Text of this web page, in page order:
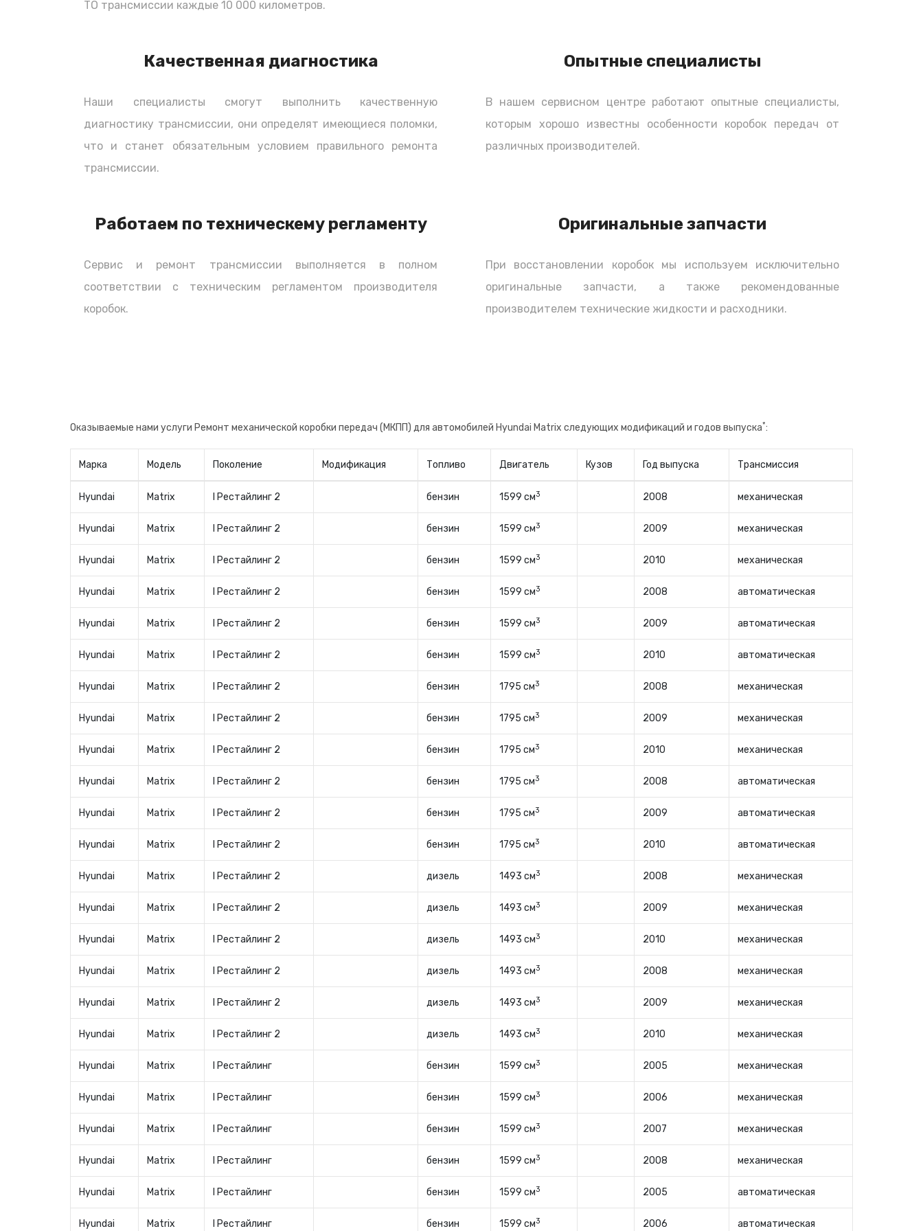
автомобиля, клиентом оплачивается только работа по ремонту, и стоимость
всего необходимого.
ТО трансмиссии каждые 10 000 километров.
Качественная диагностика
Наши специалисты смогут выполнить качественную
диагностику трансмиссии, они определят имеющиеся поломки,
что и станет обязательным условием правильного ремонта
трансмиссии.
Опытные специалисты
В нашем сервисном центре работают опытные специалисты,
которым хорошо известны особенности коробок передач от
различных производителей.
Работаем по техническему регламенту
Сервис и ремонт трансмиссии выполняется в полном
соответствии с техническим регламентом производителя
коробок.
Оригинальные запчасти
При восстановлении коробок мы используем исключительно
оригинальные запчасти, а также рекомендованные
производителем технические жидкости и расходники.
Оказываемые нами услуги Ремонт механической коробки передач (МКПП) для автомобилей Hyundai Matrix следующих модификаций и годов выпуска*:
Марка Модель Поколение Модификация Топливо Двигатель Кузов Год выпуска Трансмиссия
Hyundai Matrix I Рестайлинг 2 бензин 1599 см3 2008 механическая
Hyundai Matrix I Рестайлинг 2 бензин 1599 см3 2009 механическая
Hyundai Matrix I Рестайлинг 2 бензин 1599 см3 2010 механическая
Hyundai Matrix I Рестайлинг 2 бензин 1599 см3 2008 автоматическая
Hyundai Matrix I Рестайлинг 2 бензин 1599 см3 2009 автоматическая
Hyundai Matrix I Рестайлинг 2 бензин 1599 см3 2010 автоматическая
Hyundai Matrix I Рестайлинг 2 бензин 1795 см3 2008 механическая
Hyundai Matrix I Рестайлинг 2 бензин 1795 см3 2009 механическая
Hyundai Matrix I Рестайлинг 2 бензин 1795 см3 2010 механическая
Hyundai Matrix I Рестайлинг 2 бензин 1795 см3 2008 автоматическая
Hyundai Matrix I Рестайлинг 2 бензин 1795 см3 2009 автоматическая
Hyundai Matrix I Рестайлинг 2 бензин 1795 см3 2010 автоматическая
Hyundai Matrix I Рестайлинг 2 дизель 1493 см3 2008 механическая
Hyundai Matrix I Рестайлинг 2 дизель 1493 см3 2009 механическая
Hyundai Matrix I Рестайлинг 2 дизель 1493 см3 2010 механическая
Hyundai Matrix I Рестайлинг 2 дизель 1493 см3 2008 механическая
Hyundai Matrix I Рестайлинг 2 дизель 1493 см3 2009 механическая
Hyundai Matrix I Рестайлинг 2 дизель 1493 см3 2010 механическая
Hyundai Matrix I Рестайлинг бензин 1599 см3 2005 механическая
Hyundai Matrix I Рестайлинг бензин 1599 см3 2006 механическая
Hyundai Matrix I Рестайлинг бензин 1599 см3 2007 механическая
Hyundai Matrix I Рестайлинг бензин 1599 см3 2008 механическая
Hyundai Matrix I Рестайлинг бензин 1599 см3 2005 автоматическая
Hyundai Matrix I Рестайлинг бензин 1599 см3 2006 автоматическая